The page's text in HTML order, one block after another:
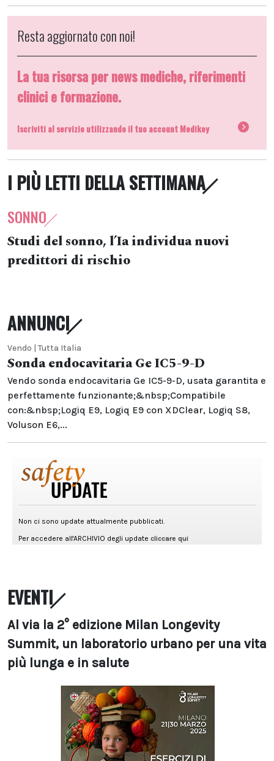
Resta aggiornato con noi!
La tua risorsa per news mediche, riferimenti
clinici e formazione.
Iscriviti al servizio utilizzando il tuo account Medikey
I PIÙ LETTI DELLA SETTIMANA
SONNO
Studi del sonno, l’Ia individua nuovi
predittori di rischio
ANNUNCI
Vendo | Tutta Italia
Sonda endocavitaria Ge IC5-9-D
Vendo sonda endocavitaria Ge IC5-9-D, usata garantita e
perfettamente funzionante;&nbsp;Compatibile
con:&nbsp;Logiq E9, Logiq E9 con XDClear, Logiq S8,
Voluson E6,...
EVENTI
Al via la 2° edizione Milan Longevity
Summit, un laboratorio urbano per una vita
più lunga e in salute